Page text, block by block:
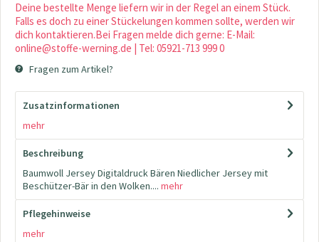
Deine bestellte Menge liefern wir in der Regel an einem Stück.
Falls es doch zu einer Stückelungen kommen sollte, werden wir
dich kontaktieren.Bei Fragen melde dich gerne: E-Mail:
online@stoffe-werning.de | Tel: 05921-713 999 0
Fragen zum Artikel?
Zusatzinformationen
mehr
Beschreibung
Baumwoll Jersey Digitaldruck Bären Niedlicher Jersey mit
Beschützer-Bär in den Wolken.... mehr
Pflegehinweise
mehr